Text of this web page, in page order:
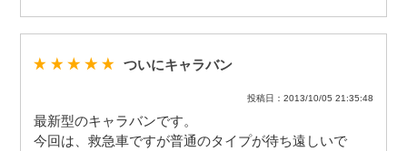
ついにキャラバン
投稿日：2013/10/05 21:35:48
最新型のキャラバンです。
今回は、救急車ですが普通のタイプが待ち遠しいで